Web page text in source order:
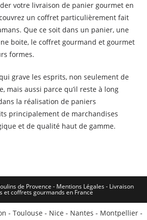
votre livraison de panier gourmet en
un coffret particulièrement fait
Que ce soit dans un panier, une
boite, le coffret gourmand et gourmet
formes.
grave les esprits, non seulement de
mais aussi parce qu’il reste à long
la réalisation de paniers
principalement de marchandises
et de qualité haut de gamme.
de Provence - Mentions Légales - Livraison
et coffrets gourmands en France
- Toulouse - Nice - Nantes - Montpellier -